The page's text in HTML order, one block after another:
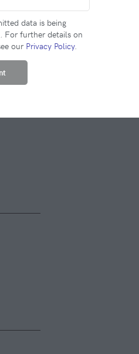
data is being
For further details on
our Privacy Policy.